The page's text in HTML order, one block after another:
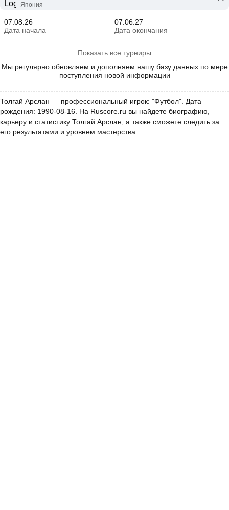
Япония
07.08.26
Дата начала
07.06.27
Дата окончания
Показать все турниры
Мы регулярно обновляем и дополняем нашу базу данных по мере
поступления новой информации
Толгай Арслан — профессиональный игрок: "Футбол". Дата
рождения: 1990-08-16. На Ruscore.ru вы найдете биографию,
карьеру и статистику Толгай Арслан, а также сможете следить за
его результатами и уровнем мастерства.